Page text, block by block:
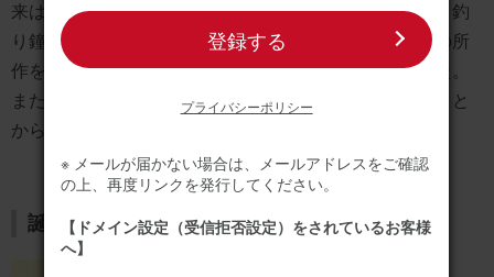
来は、その気品ある姿と純白の花色に基づいています。釣
り鐘型の花が優雅に垂れ下がる様子は、気品ある女性の所
作を思わせ、「優美な女性」という花言葉となりました。
また、純白の花色と繊細な香りは高貴な印象を与えること
から、「貴婦人」という花言葉が生まれました。
誕生日のお花ギフトはこちら
登録する
プライバシーポリシー
※ メールが届かない場合は、メールアドレスをご確認
の上、再度リンクを発行してください。
【ドメイン設定（受信拒否設定）をされているお客様
へ】